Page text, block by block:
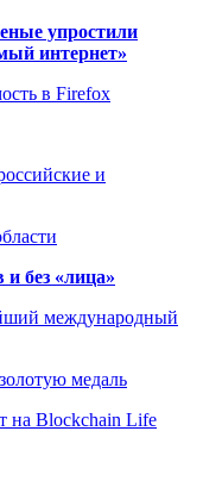
упростили
интернет»
в Firefox
и
и без «лица»
международный
медаль
на Blockchain Life